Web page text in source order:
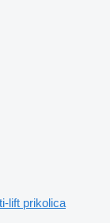
lift prikolica